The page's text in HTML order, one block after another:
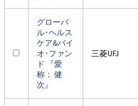
グローバ
ル･ヘルス
ケア&バイ
オ･ファン
ド 『愛
称： 健
次』
三菱UFJ